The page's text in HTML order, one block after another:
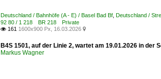
Deutschland / Bahnhöfe (A - E) / Basel Bad Bf Deutschland /
92 80 / 1 218 BR 218 Private
 161 1600x900 Px, 16.03.2026 
B4S 1501, auf der Linie 2, wartet am 19.01.2026 in der
Markus Wagner